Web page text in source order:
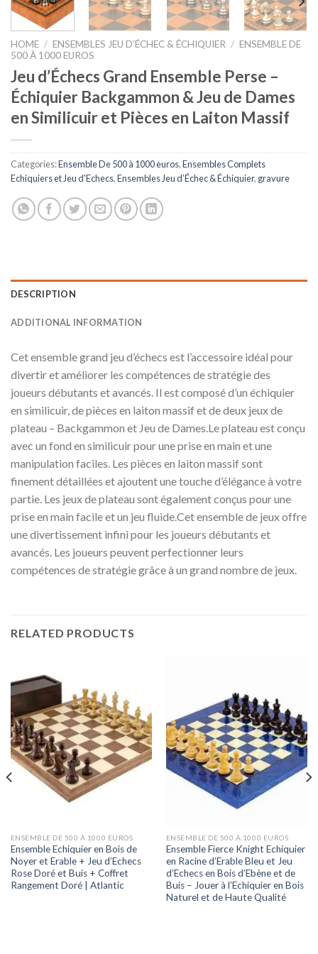
HOME / ENSEMBLES JEU D’ÉCHEC & ÉCHIQUIER / ENSEMBLE DE
500 À 1000 EUROS
Jeu d’Échecs Grand Ensemble Perse –
Échiquier Backgammon & Jeu de Dames
en Similicuir et Pièces en Laiton Massif
Categories:Ensemble De 500 à 1000 euros,Ensembles Complets
Echiquiers et Jeu d'Echecs,Ensembles Jeu d’Échec & Échiquier, gravure
DESCRIPTION
ADDITIONAL INFORMATION
Cet ensemble grand jeu d’échecs est l’accessoire idéal pour
divertir et améliorer les compétences de stratégie des
joueurs débutants et avancés. Il est composé d’un échiquier
en similicuir, de pièces en laiton massif et de deux jeux de
plateau – Backgammon et Jeu de Dames.Le plateau est conçu
avec un fond en similicuir pour une prise en main et une
manipulation faciles. Les pièces en laiton massif sont
finement détaillées et ajoutent une touche d’élégance à votre
partie. Les jeux de plateau sont également conçus pour une
prise en main facile et un jeu fluide.Cet ensemble de jeux offre
une divertissement infini pour les joueurs débutants et
avancés. Les joueurs peuvent perfectionner leurs
compétences de stratégie grâce à un grand nombre de jeux.
RELATED PRODUCTS
ENSEMBLE DE 500 À 1000 EUROS
Ensemble Echiquier en Bois de
Noyer et Erable + Jeu d’Echecs
Rose Doré et Buis + Coffret
Rangement Doré | Atlantic
ENSEMBLE DE 500 À 1000 EUROS
Ensemble Fierce Knight Echiquier
en Racine d’Erable Bleu et Jeu
d’Echecs en Bois d’Ebène et de
Buis – Jouer à l’Echiquier en Bois
Naturel et de Haute Qualité